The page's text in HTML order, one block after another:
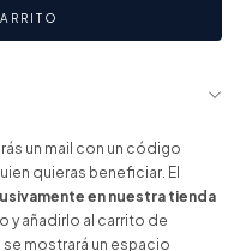
un mail con un código
quieras beneficiar. El
en nuestra tienda
y añadirlo al carrito de
mostrará un espacio